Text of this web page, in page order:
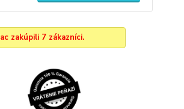
zakúpili 7 zákazníci.